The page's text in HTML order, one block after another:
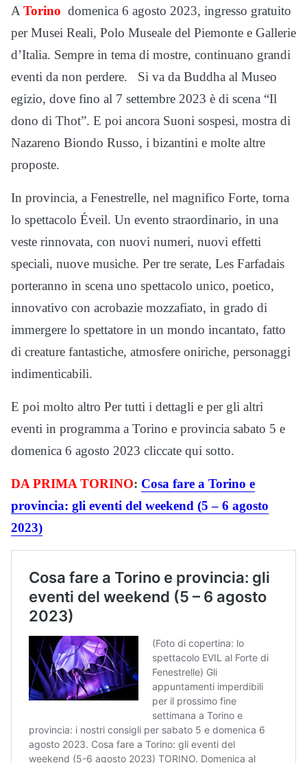
A Torino domenica 6 agosto 2023, ingresso gratuito
per Musei Reali, Polo Museale del Piemonte e Gallerie
d’Italia. Sempre in tema di mostre, continuano grandi
eventi da non perdere. Si va da Buddha al Museo
egizio, dove fino al 7 settembre 2023 è di scena “Il
dono di Thot”. E poi ancora Suoni sospesi, mostra di
Nazareno Biondo Russo, i bizantini e molte altre
proposte.
In provincia, a Fenestrelle, nel magnifico Forte, torna
lo spettacolo Éveil. Un evento straordinario, in una
veste rinnovata, con nuovi numeri, nuovi effetti
speciali, nuove musiche. Per tre serate, Les Farfadais
porteranno in scena uno spettacolo unico, poetico,
innovativo con acrobazie mozzafiato, in grado di
immergere lo spettatore in un mondo incantato, fatto
di creature fantastiche, atmosfere oniriche, personaggi
indimenticabili.
E poi molto altro Per tutti i dettagli e per gli altri
eventi in programma a Torino e provincia sabato 5 e
domenica 6 agosto 2023 cliccate qui sotto.
DA PRIMA TORINO: Cosa fare a Torino e
provincia: gli eventi del weekend (5 – 6 agosto
2023)